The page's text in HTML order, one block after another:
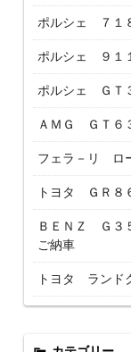
ポルシェ ７１
ポルシェ ９１
ポルシェ ＧＴ
ＡＭＧ ＧＴ
フェラ－リ ロ
トヨタ ＧＲ
ＢＥＮＺ Ｇ３
ご納車
トヨタ ランド